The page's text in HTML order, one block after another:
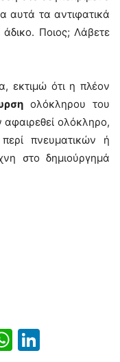
αυτά τα αντιφατικά
Ποιος; Λάβετε
εκτιμώ ότι η πλέον
ολόκληρου του
ολόκληρο,
πνευματικών ή
στο δημιούργημά
WhatsApp